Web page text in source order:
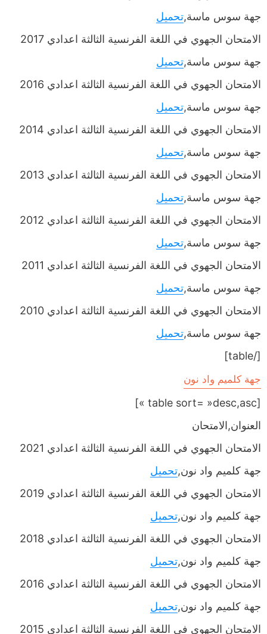
جهة سوس ماسة,تحميل
الامتحان الجهوي في اللغة الفرنسية الثالثة اعدادي 2017
جهة سوس ماسة,تحميل
الامتحان الجهوي في اللغة الفرنسية الثالثة اعدادي 2016
جهة سوس ماسة,تحميل
الامتحان الجهوي في اللغة الفرنسية الثالثة اعدادي 2014
جهة سوس ماسة,تحميل
الامتحان الجهوي في اللغة الفرنسية الثالثة اعدادي 2013
جهة سوس ماسة,تحميل
الامتحان الجهوي في اللغة الفرنسية الثالثة اعدادي 2012
جهة سوس ماسة,تحميل
الامتحان الجهوي في اللغة الفرنسية الثالثة اعدادي 2011
جهة سوس ماسة,تحميل
الامتحان الجهوي في اللغة الفرنسية الثالثة اعدادي 2010
جهة سوس ماسة,تحميل
[/table]
جهة كلميم واد نون
[table sort= »desc,asc »]
العنوان,الامتحان
الامتحان الجهوي في اللغة الفرنسية الثالثة اعدادي 2021
جهة كلميم واد نون,تحميل
الامتحان الجهوي في اللغة الفرنسية الثالثة اعدادي 2019
جهة كلميم واد نون,تحميل
الامتحان الجهوي في اللغة الفرنسية الثالثة اعدادي 2018
جهة كلميم واد نون,تحميل
الامتحان الجهوي في اللغة الفرنسية الثالثة اعدادي 2016
جهة كلميم واد نون,تحميل
الامتحان الجهوي في اللغة الفرنسية الثالثة اعدادي 2015